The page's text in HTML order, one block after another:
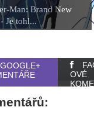
Man: Brand New
Je tohl...
GOOGLE+
OVÉ